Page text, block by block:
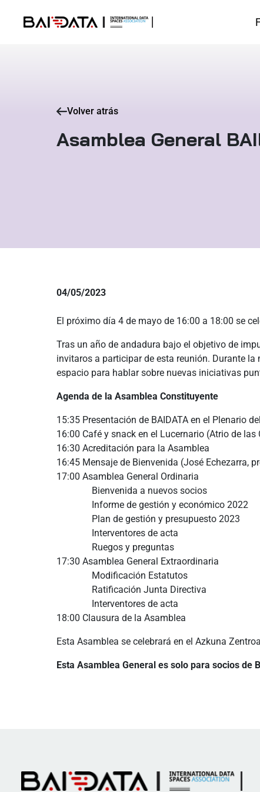
Volver atrás
Asamblea General
04/05/2023
El próximo día 4 de mayo de 16:00 a 18:00 se
Tras un año de andadura bajo el objetivo de
invitaros a participar de esta reunión. Durante
espacio para hablar sobre nuevas iniciativas
Agenda de la Asamblea Constituyente
15:35 Presentación de BAIDATA en el Plenario
16:00 Café y snack en el Lucernario (Atrio de las
16:30 Acreditación para la Asamblea
16:45 Mensaje de Bienvenida (José Echezarra,
17:00 Asamblea General Ordinaria
Bienvenida a nuevos socios
Informe de gestión y económico 2022
Plan de gestión y presupuesto 2023
Interventores de acta
Ruegos y preguntas
17:30 Asamblea General Extraordinaria
Modificación Estatutos
Ratificación Junta Directiva
Interventores de acta
18:00 Clausura de la Asamblea
Esta Asamblea se celebrará en el Azkuna
Esta Asamblea General es solo para socios de